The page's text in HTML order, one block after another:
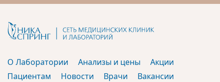
О Лаборатории Анализы и цены
Акции
Пациентам
Новости Врачи
Вакансии